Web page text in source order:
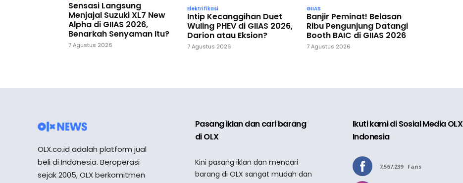
Sensasi Langsung
Menjajal Suzuki XL7 New
Alpha di GIIAS 2026,
Benarkah Senyaman Itu?
7 Agustus 2026
Elektrifikasi
Intip Kecanggihan Duet
Wuling PHEV di GIIAS 2026,
Darion atau Eksion?
7 Agustus 2026
GIIAS
Banjir Peminat! Belasan
Ribu Pengunjung Datangi
Booth BAIC di GIIAS 2026
7 Agustus 2026
OLX.co.id adalah platform jual
beli di Indonesia. Beroperasi
sejak 2005, OLX berkomitmen
Pasang iklan dan cari barang
di OLX
Kini pasang iklan dan mencari
barang di OLX sangat mudah dan
Ikuti kami di Sosial Media OLX
Indonesia
7,567,239 Fans